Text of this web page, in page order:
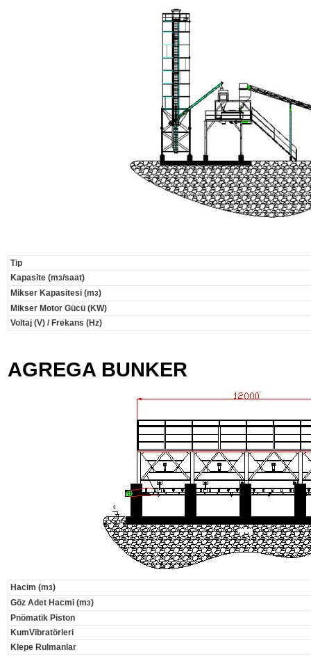
Tip
Kapasite (m3/saat)
Mikser Kapasitesi (m3)
Mikser Motor Gücü (KW)
Voltaj (V) / Frekans (Hz)
AGREGA BUNKER
Hacim (m3)
Göz Adet Hacmi (m3)
Pnömatik Piston
KumVibratörleri
Klepe Rulmanlar